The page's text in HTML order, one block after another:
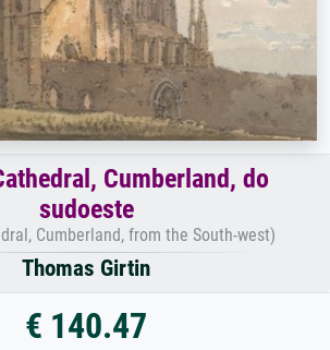
Cumberland, do
sudoeste
Cumberland, from the South-west)
Thomas Girtin
€ 140.47